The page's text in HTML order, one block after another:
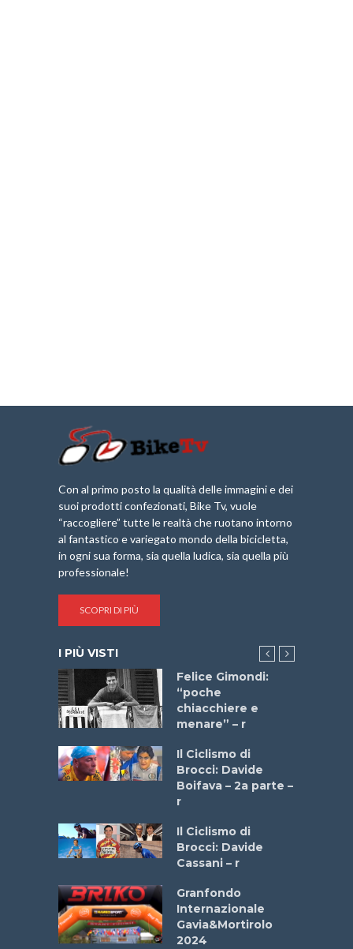
Con al primo posto la qualità delle immagini e dei
suoi prodotti confezionati, Bike Tv, vuole
“raccogliere” tutte le realtà che ruotano intorno
al fantastico e variegato mondo della bicicletta,
in ogni sua forma, sia quella ludica, sia quella più
professionale!
SCOPRI DI PIÙ
I PIÙ VISTI
Felice Gimondi:
“poche
chiacchiere e
menare” – r
Il Ciclismo di
Brocci: Davide
Boifava – 2a parte –
r
Il Ciclismo di
Brocci: Davide
Cassani – r
Granfondo
Internazionale
Gavia&Mortirolo
2024